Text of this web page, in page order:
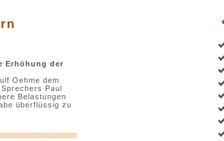
Erhöhung der
Oehme dem
Paul
Belastungen
überflüssig zu